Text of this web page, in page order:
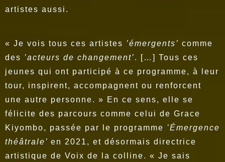
artistes aussi.
« Je vois tous ces artistes ’émergents’ comme
des ’acteurs de changement’. […] Tous ces
jeunes qui ont participé à ce programme, à leur
tour, inspirent, accompagnent ou renforcent
une autre personne. » En ce sens, elle se
félicite des parcours comme celui de Grace
Kiyombo, passée par le programme ’Émergence
théâtrale’ en 2021, et désormais directrice
artistique de Voix de la colline. « Je sais